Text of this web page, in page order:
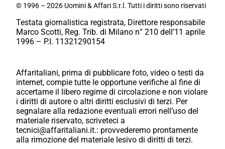
© 1996 – 2026 Uomini & Affari S.r.l. Tutti i diritti sono riservati
Testata giornalistica registrata, Direttore responsabile
Marco Scotti, Reg. Trib. di Milano n° 210 dell’11 aprile
1996 – P.I. 11321290154
Affaritaliani, prima di pubblicare foto, video o testi da
internet, compie tutte le opportune verifiche al fine di
accertarne il libero regime di circolazione e non violare
i diritti di autore o altri diritti esclusivi di terzi. Per
segnalare alla redazione eventuali errori nell’uso del
materiale riservato, scriveteci a
tecnici@affaritaliani.it.: provvederemo prontamente
alla rimozione del materiale lesivo di diritti di terzi.